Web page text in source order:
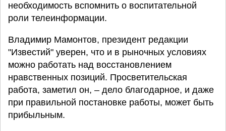
необходимость вспомнить о воспитательной
роли телеинформации.
Владимир Мамонтов, президент редакции
"Известий" уверен, что и в рыночных условиях
можно работать над восстановлением
нравственных позиций. Просветительская
работа, заметил он, – дело благодарное, и даже
при правильной постановке работы, может быть
прибыльным.